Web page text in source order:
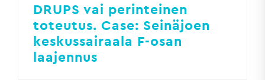
DRUPS vai perinteinen
toteutus. Case: Seinäjoen
keskussairaala F-osan
laajennus